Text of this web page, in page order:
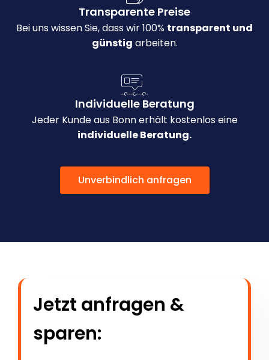
Transparente Preise
Bei uns wissen Sie, dass wir 100% transparent und
günstig arbeiten.
Individuelle Beratung
Jeder Kunde aus Bonn erhält kostenlos eine
individuelle Beratung.
Unverbindlich anfragen
Jetzt anfragen &
sparen: